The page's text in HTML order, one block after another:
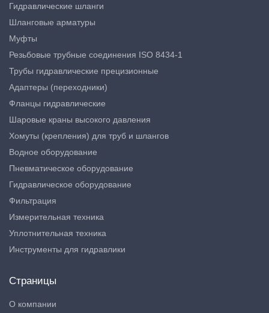
Гидравлические шланги
Шланговые арматуры
Муфты
Резьбовые трубные соединения ISO 8434-1
Трубы гидравлические прецизионные
Адаптеры (переходники)
Фланцы гидравлические
Шаровые краны высокого давления
Хомуты (крепления) для труб и шлангов
Водное оборудование
Пневматическое оборудование
Гидравлическое оборудование
Фильтрация
Измерительная техника
Уплотнительная техника
Инструменты для гидравлики
Страницы
О компании